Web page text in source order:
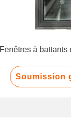
Fenêtres à battants
Soumission